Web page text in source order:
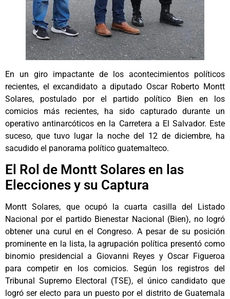
En un giro impactante de los acontecimientos políticos
recientes, el excandidato a diputado Oscar Roberto Montt
Solares, postulado por el partido político Bien en los
comicios más recientes, ha sido capturado durante un
operativo antinarcóticos en la Carretera a El Salvador. Este
suceso, que tuvo lugar la noche del 12 de diciembre, ha
sacudido el panorama político guatemalteco.
El Rol de Montt Solares en las
Elecciones y su Captura
Montt Solares, que ocupó la cuarta casilla del Listado
Nacional por el partido Bienestar Nacional (Bien), no logró
obtener una curul en el Congreso. A pesar de su posición
prominente en la lista, la agrupación política presentó como
binomio presidencial a Giovanni Reyes y Oscar Figueroa
para competir en los comicios. Según los registros del
Tribunal Supremo Electoral (TSE), el único candidato que
logró ser electo para un puesto por el distrito de Guatemala